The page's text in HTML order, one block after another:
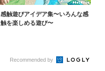
感触遊びアイデア集〜いろんな感
触を楽しめる遊び〜
Recommended by